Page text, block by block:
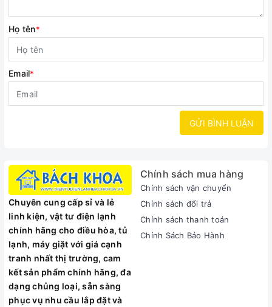
Họ tên*
Email*
GỬI BÌNH LUẬN
Chuyên cung cấp sỉ và lẻ
linh kiện, vật tư điện lạnh
chính hãng cho điều hòa, tủ
lạnh, máy giặt với giá cạnh
tranh nhất thị trường, cam
kết sản phẩm chính hãng, đa
dạng chủng loại, sẵn sàng
phục vụ nhu cầu lắp đặt và
Chính sách mua hàng
Chính sách vận chuyển
Chính sách đổi trả
Chính sách thanh toán
Chính Sách Bảo Hành